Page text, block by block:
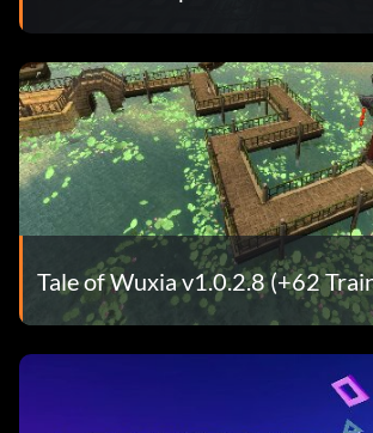
Tale of Wuxia v1.0.2.8 (+62